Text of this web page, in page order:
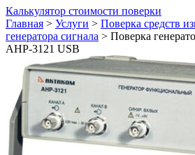
Калькулятор стоимости поверки
Главная > Услуги > Поверка средств
генератора сигнала > Поверка
АНР-3121 USB